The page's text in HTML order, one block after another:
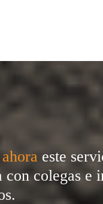
este
con colegas e